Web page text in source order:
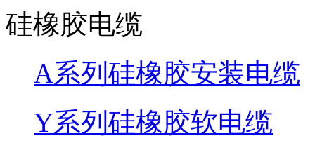
硅橡胶电缆
A系列硅橡胶安装电缆
Y系列硅橡胶软电缆